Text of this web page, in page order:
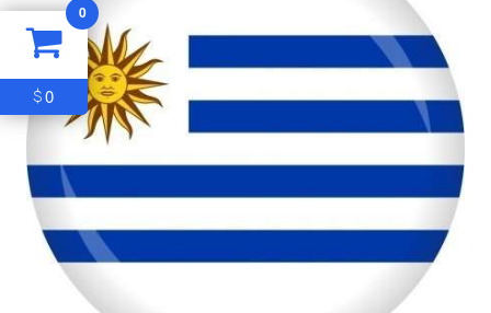
0
$0